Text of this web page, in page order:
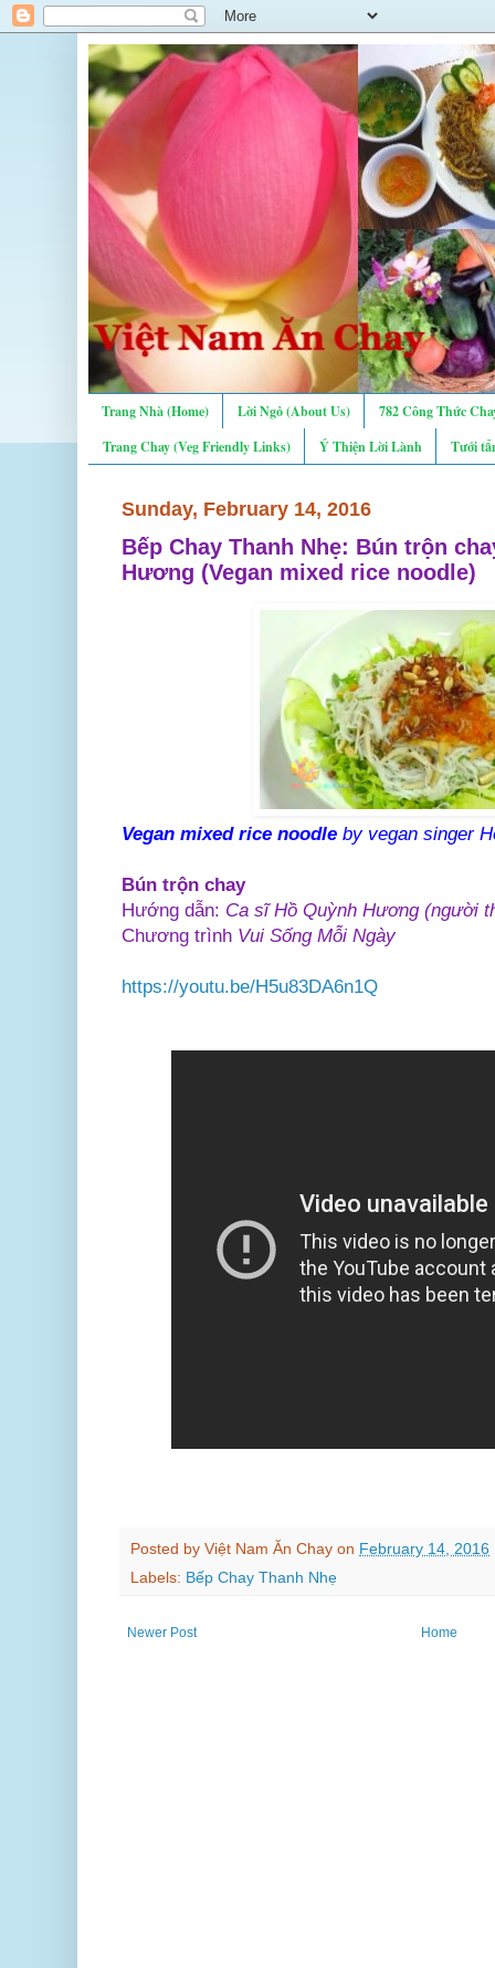
Trang Nhà (Home) Lời Ngỏ (About Us)
782 Công Thức
Trang Chay (Veg Friendly Links)
Ý Thiện Lời Lành Tưới
Sunday, February 14, 2016
Bếp Chay Thanh Nhẹ: Bún trộn
Hương (Vegan mixed rice noodle)
Vegan mixed rice noodle by vegan singer
Bún trộn chay
Hướng dẫn: Ca sĩ Hồ Quỳnh Hương (người
Chương trình Vui Sống Mỗi Ngày
https://youtu.be/H5u83DA6n1Q
Posted by Việt Nam Ăn Chay on February 14, 2016
Labels: Bếp Chay Thanh Nhẹ
Newer Post Home